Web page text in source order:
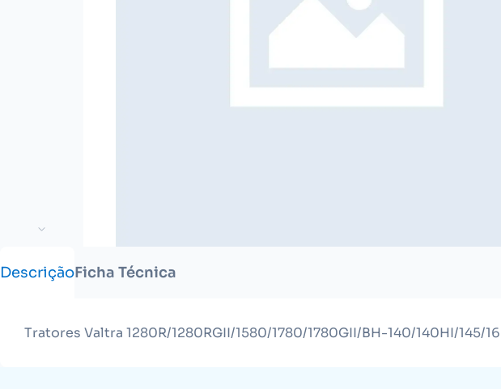
DescriçãoFicha Técnica
Tratores Valtra 1280R/1280RGII/1580/1780/1780GII/BH-140/140HI/145/